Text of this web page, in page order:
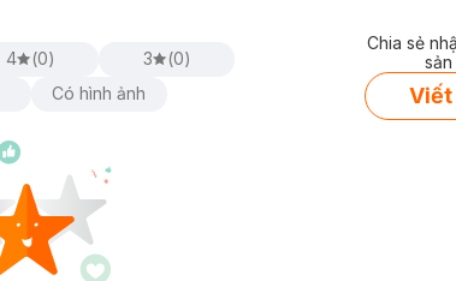
4 (0) 3 (0)
Có hình ảnh
Chia sẻ
Viết